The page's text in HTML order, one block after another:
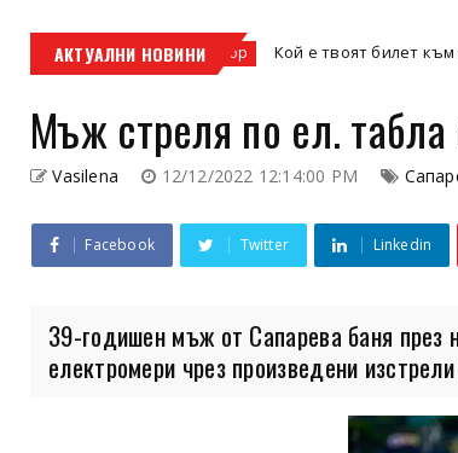
АКТУАЛНИ НОВИНИ
кросов мотор Кой е твоят билет към свободата
Мъж стреля по ел.
Vasilena 12/12/2022 12:14:00 PM
Facebook Twitter Linkedin
39-годишен мъж от Сапарева баня
електромери чрез произведени